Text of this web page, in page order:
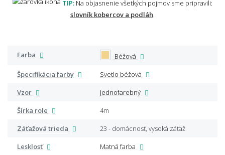
TIP: Na objasnenie všetkých pojmov sme pripravili:
slovník kobercov a podláh
Farba
Béžová
Špecifikácia farby
Svetlo béžová
Vzor
Jednofarebný
Šírka role
4m
Záťažová trieda
23 - domácnosť, vysoká záťaž
Lesklosť
Matná farba